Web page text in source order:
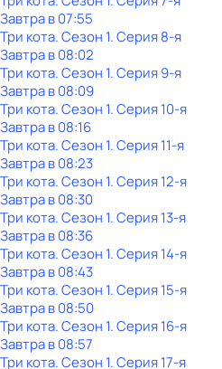
Завтра в 07:55
Три кота. Сезон 1. Серия 8-я
Завтра в 08:02
Три кота. Сезон 1. Серия 9-я
Завтра в 08:09
Три кота. Сезон 1. Серия 10-я
Завтра в 08:16
Три кота. Сезон 1. Серия 11-я
Завтра в 08:23
Три кота. Сезон 1. Серия 12-я
Завтра в 08:30
Три кота. Сезон 1. Серия 13-я
Завтра в 08:36
Три кота. Сезон 1. Серия 14-я
Завтра в 08:43
Три кота. Сезон 1. Серия 15-я
Завтра в 08:50
Три кота. Сезон 1. Серия 16-я
Завтра в 08:57
Три кота. Сезон 1. Серия 17-я